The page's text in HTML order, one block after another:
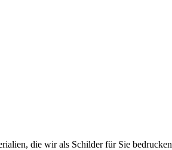
die wir als Schilder für Sie